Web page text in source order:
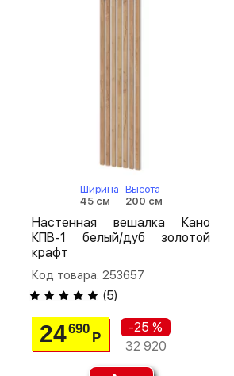
Ширина
45 см
Высота
200 см
Настенная вешалка Кано
КПВ-1 белый/дуб золотой
крафт
Код товара: 253657
(5)
24690
Р
-25 %
32 920